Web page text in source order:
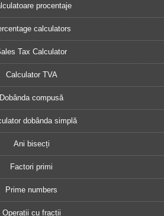
procentaje
calculators
Tax Calculator
Calculator TVA
Dobânda compusă
dobânda simplă
Ani bisecți
Factori primi
Prime numbers
Operații cu fracții